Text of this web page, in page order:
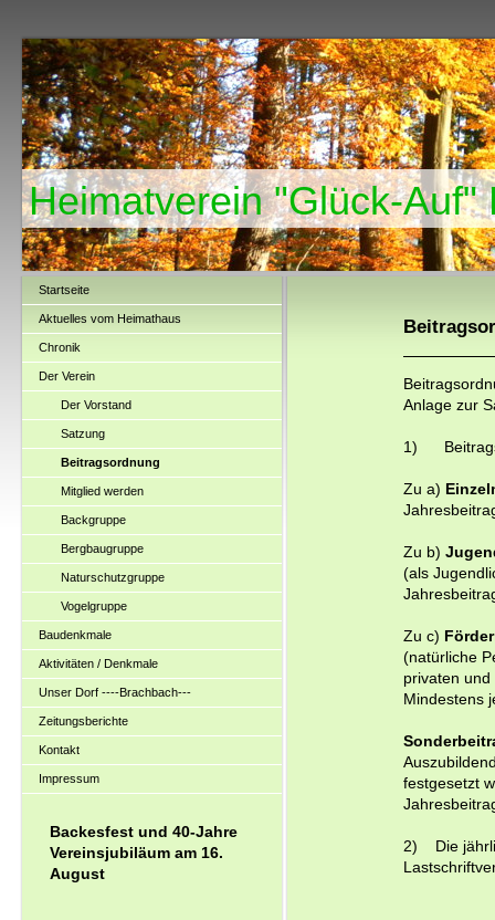
Heimatverein "Glück-Auf"
Startseite
Aktuelles vom Heimathaus
Chronik
Der Verein
Der Vorstand
Satzung
Beitragsordnung
Mitglied werden
Backgruppe
Bergbaugruppe
Naturschutzgruppe
Vogelgruppe
Baudenkmale
Aktivitäten / Denkmale
Unser Dorf ----Brachbach---
Zeitungsberichte
Kontakt
Impressum
Backesfest und 40-Jahre
Vereinsjubiläum am 16.
August
Anlage zur
1)
Zu a)
Zu b)
(als
Zu c)
(natürliche
privaten und
Mindestens
festgesetzt
2) Die